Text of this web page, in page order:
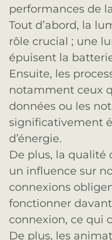
performances de
Tout d’abord, la
rôle crucial ; une
épuisent la
Ensuite, les
notamment ceux
données ou les
significativement
d’énergie.
De plus, la qualité
un influence sur
connexions
fonctionner
connexion, ce qui
De plus, les